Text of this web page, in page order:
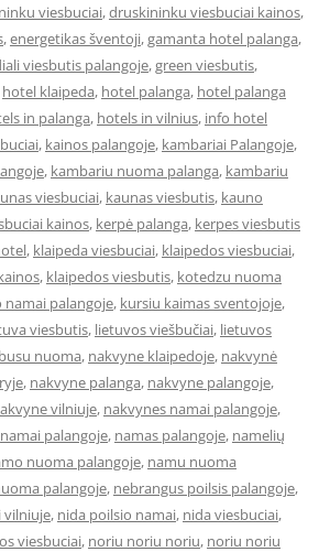
viesbuciai,druskininku viesbuciai kainos,
,energetikas šventoji,gamanta hotel palanga,
viesbutis palangoje,green viesbutis,
hotel klaipeda, hotel palanga, hotel palanga
in palanga, hotels in vilnius, info hotel
, kainos palangoje, kambariai Palangoje,
, kambariu nuoma palanga, kambariu
viesbuciai, kaunas viesbutis, kauno
kainos, kerpė palanga, kerpes viesbutis
, klaipeda viesbuciai, klaipedos viesbuciai,
, klaipedos viesbutis, kotedzu nuoma
namai palangoje, kursiu kaimas sventojoje,
viesbutis, lietuvos viešbučiai, lietuvos
nuoma, nakvyne klaipedoje, nakvynė
, nakvyne palanga, nakvyne palangoje,
vilniuje, nakvynes namai palangoje,
namai palangoje, namas palangoje, namelių
nuoma palangoje, namu nuoma
palangoje, nebrangus poilsis palangoje,
vilniuje, nida poilsio namai, nida viesbuciai,
viesbuciai, noriu noriu noriu, noriu noriu